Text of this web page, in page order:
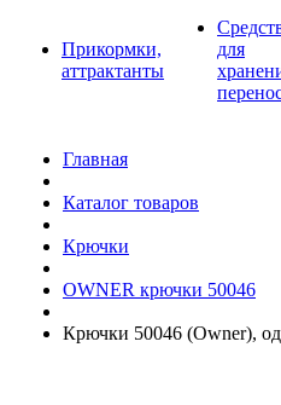
Прикормки,
аттрактанты
для
Главная
Каталог товаров
Крючки
OWNER крючки 50046
Крючки 50046 (Owner),